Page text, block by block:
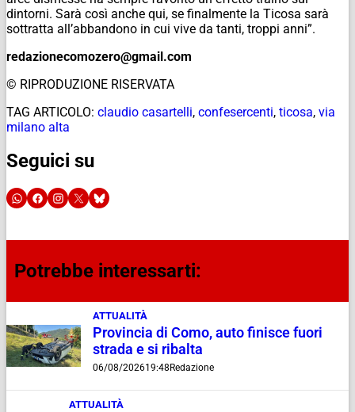
dintorni. Sarà così anche qui, se finalmente la Ticosa sarà
sottratta all’abbandono in cui vive da tanti, troppi anni”.
redazionecomozero@gmail.com
© RIPRODUZIONE RISERVATA
TAG ARTICOLO: claudio casartelli, confesercenti, ticosa, via
milano alta
Seguici su
Potrebbe interessarti:
ATTUALITÀ
Provincia di Como, auto finisce fuori
strada e si ribalta
06/08/202619:48 Redazione
ATTUALITÀ